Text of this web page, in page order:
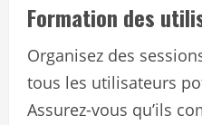
Formation des
Organisez des
tous les utilisateurs
Assurez-vous qu’ils